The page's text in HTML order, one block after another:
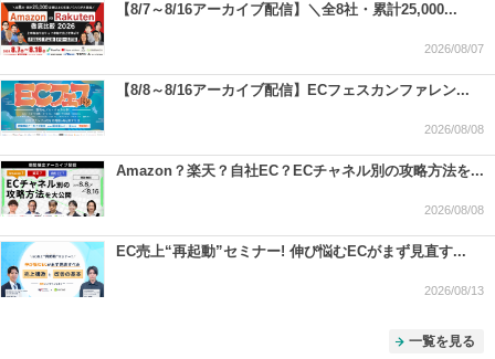
【8/7～8/16アーカイブ配信】＼全8社・累計25,000...
2026/08/07
【8/8～8/16アーカイブ配信】ECフェスカンファレン...
2026/08/08
Amazon？楽天？自社EC？ECチャネル別の攻略方法を...
2026/08/08
EC売上“再起動”セミナー! 伸び悩むECがまず見直す...
2026/08/13
一覧を見る